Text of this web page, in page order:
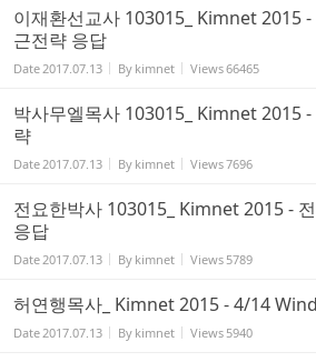
이재환선교사 103015_ Kimnet 2015
근전략 응답
Date2017.07.13 By kimnet Views66465
박사무엘목사 103015_ Kimnet 2015
략
Date2017.07.13 By kimnet Views7696
전요한박사 103015_ Kimnet 2015 -
응답
Date2017.07.13 By kimnet Views 5789
허연행목사_ Kimnet 2015 - 4/14
Date2017.07.13 By kimnet Views 5940